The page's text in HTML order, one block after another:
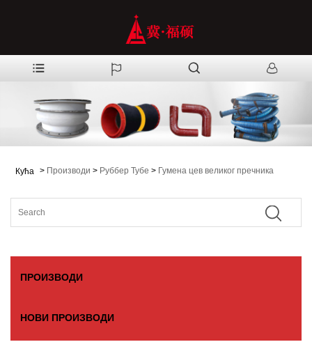
Кућа > Производи > Руббер Тубе > Гумена цев великог пречника
ПРОИЗВОДИ
НОВИ ПРОИЗВОДИ